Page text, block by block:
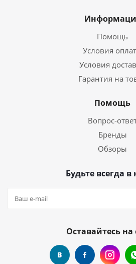
Помощь
Условия
Условия
Гарантия на
Помощь
Вопрос-
Бренды
Обзоры
Будьте всегда в
Оставайтесь на